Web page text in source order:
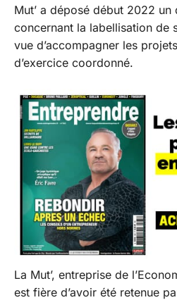
Mut’ a déposé début 2022
concernant la labellisation de
vue d’accompagner les
d’exercice coordonné.
La Mut’, entreprise de
est fière d’avoir été retenue